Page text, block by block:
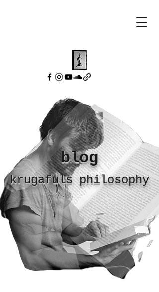
blog
krugafuls philosophy